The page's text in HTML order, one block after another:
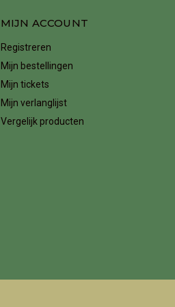
MIJN ACCOUNT
Registreren
Mijn bestellingen
Mijn tickets
Mijn verlanglijst
Vergelijk producten